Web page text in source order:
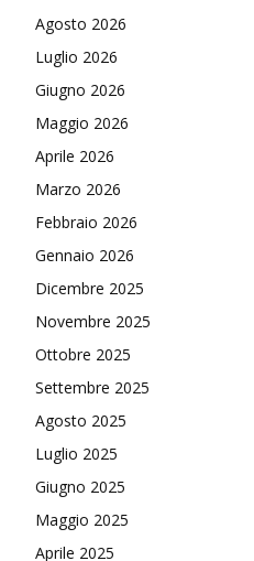
Agosto 2026
Luglio 2026
Giugno 2026
Maggio 2026
Aprile 2026
Marzo 2026
Febbraio 2026
Gennaio 2026
Dicembre 2025
Novembre 2025
Ottobre 2025
Settembre 2025
Agosto 2025
Luglio 2025
Giugno 2025
Maggio 2025
Aprile 2025